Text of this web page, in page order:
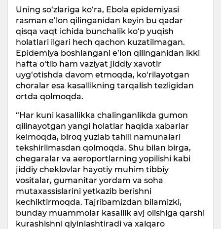
Uning so‘zlariga ko‘ra, Ebola epidemiyasi
rasman e’lon qilinganidan keyin bu qadar
qisqa vaqt ichida bunchalik ko‘p yuqish
holatlari ilgari hech qachon kuzatilmagan.
Epidemiya boshlangani e’lon qilinganidan ikki
hafta o‘tib ham vaziyat jiddiy xavotir
uyg‘otishda davom etmoqda, ko‘rilayotgan
choralar esa kasallikning tarqalish tezligidan
ortda qolmoqda.
“Har kuni kasallikka chalinganlikda gumon
qilinayotgan yangi holatlar haqida xabarlar
kelmoqda, biroq yuzlab tahlil namunalari
tekshirilmasdan qolmoqda. Shu bilan birga,
chegaralar va aeroportlarning yopilishi kabi
jiddiy cheklovlar hayotiy muhim tibbiy
vositalar, gumanitar yordam va soha
mutaxassislarini yetkazib berishni
kechiktirmoqda. Tajribamizdan bilamizki,
bunday muammolar kasallik avj olishiga qarshi
kurashishni qiyinlashtiradi va xalqaro